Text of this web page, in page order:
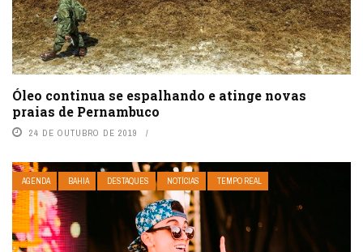
Óleo continua se espalhando e atinge novas
praias de Pernambuco
24 DE OUTUBRO DE 2019
AGENDA BAHIA DESTAQUES NOTÍCIAS TEMPO REAL